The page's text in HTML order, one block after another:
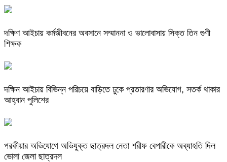
দক্ষিণ আইচায় কর্মজীবনের অবসানে সম্মাননা ও ভালোবাসায় সিক্ত তিন গুণী
শিক্ষক
দক্ষিন আইচায় ‎বিভিন্ন পরিচয়ে বাড়িতে ঢুকে প্রতারণার অভিযোগ, সতর্ক থাকার
আহ্বান পুলিশের
পরকীয়ার অভিযোগে অভিযুক্ত ছাত্রদল নেতা শরীফ বেপারীকে অব্যাহতি দিল
ভোলা জেলা ছাত্রদল